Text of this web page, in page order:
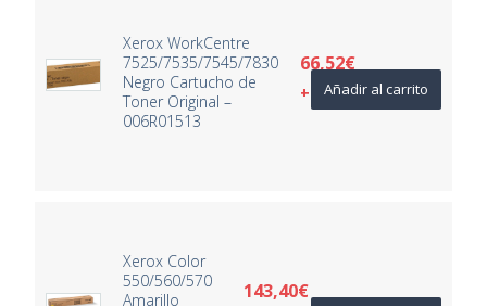
Xerox WorkCentre
7525/7535/7545/7830
Negro Cartucho de
Toner Original –
006R01513
66,52€
+ IVAAñadir al carrito
Xerox Color
550/560/570
Amarillo
143,40€